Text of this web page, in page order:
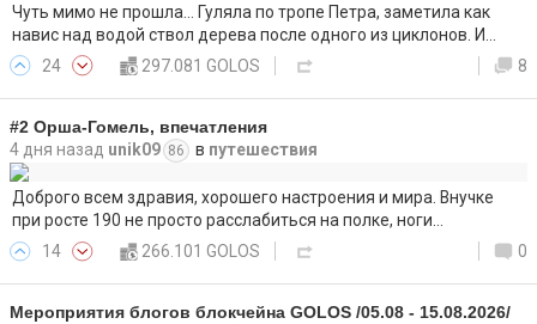
Чуть мимо не прошла... Гуляла по тропе Петра, заметила как
навис над водой ствол дерева после одного из циклонов. И…
24
297.081 GOLOS 8
#2 Орша-Гомель, впечатления
4 дня назад unik09 86 в путешествия
Доброго всем здравия, хорошего настроения и мира. Внучке
при росте 190 не просто расслабиться на полке, ноги…
14
266.101 GOLOS 0
Мероприятия блогов блокчейна GOLOS /05.08 - 15.08.2026/